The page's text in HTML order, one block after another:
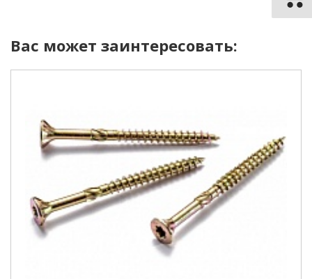
Вас может заинтересовать:
диаметр:
8 мм
длина:
160 мм
высокоуглеродистая сталь
желтый цинк
тип головки:
потайная, шлиц TORX 40